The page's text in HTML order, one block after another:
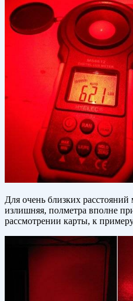
Для очень близких
излишняя, полметра вполне
рассмотрении карты, к